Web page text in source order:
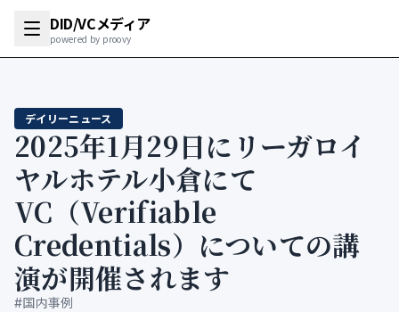
DID/VCメディア
powered by proovy
デイリーニュース
2025年1月29日にリーガロイ
ヤルホテル小倉にて
VC（Verifiable
Credentials）についての講
演が開催されます
#国内事例